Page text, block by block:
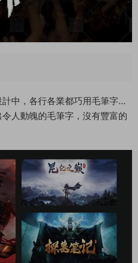
中，各行各業都巧用毛筆字…
人動魄的毛筆字，沒有豐富的